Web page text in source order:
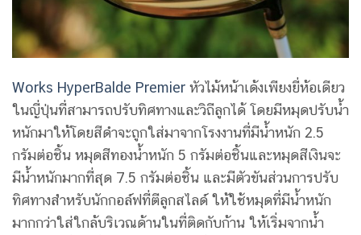
Works HyperBalde Premier หัวไม้หน้าเด้งเพียงยี่ห้อเดียว
ในญี่ปุ่นที่สามารถปรับทิศทางและวิถีลูกได้ โดยมีหมุดปรับน้ำ
หนักมาให้โดยสีดำจะถูกใส่มาจากโรงงานที่มีน้ำหนัก 2.5
กรัมต่อชิ้น หมุดสีทองน้ำหนัก 5 กรัมต่อชิ้นและหมุดสีเงินจะ
มีน้ำหนักมากที่สุด 7.5 กรัมต่อชิ้น และมีตัวขันส่วนการปรับ
ทิศทางสำหรับนักกอล์ฟที่ตีลูกสไลด์ ให้ใช้หมุดที่มีน้ำหนัก
มากกว่าใส่ใกล้บริเวณด้านในที่ติดกับก้าน ให้เริ่มจากน้ำ